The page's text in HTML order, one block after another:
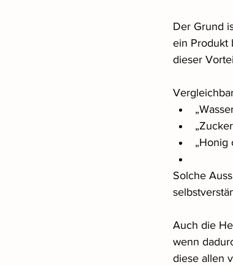
Der Grund
ein Produkt
dieser
„Honig
Solche
Auch die
wenn
diese allen